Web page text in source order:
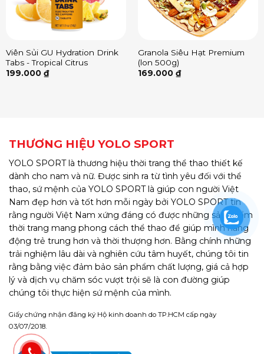
Viên Sủi GU Hydration Drink
Tabs - Tropical Citrus
199.000 ₫
Granola Siêu Hạt Premium
(lon 500g)
169.000 ₫
THƯƠNG HIỆU YOLO SPORT
YOLO SPORT là thương hiệu thời trang thể thao thiết kế
dành cho nam và nữ. Được sinh ra từ tình yêu đối với thể
thao, sứ mệnh của YOLO SPORT là giúp con người Việt
Nam đẹp hơn và tốt hơn mỗi ngày bởi YOLO SPORT tin
rằng người Việt Nam xứng đáng có được những sản phẩm
thời trang mang phong cách thể thao để giúp mình năng
động trẻ trung hơn và thời thượng hơn. Bằng chính những
trải nghiệm lâu dài và nghiên cứu tâm huyết, chúng tôi tin
rằng bằng việc đảm bảo sản phẩm chất lượng, giá cả hợp
lý và dịch vụ chăm sóc vượt trội sẽ là con đường giúp
chúng tôi thực hiện sứ mệnh của mình.
Giấy chứng nhận đăng ký Hộ kinh doanh do TP.HCM cấp ngày
03/07/2018.